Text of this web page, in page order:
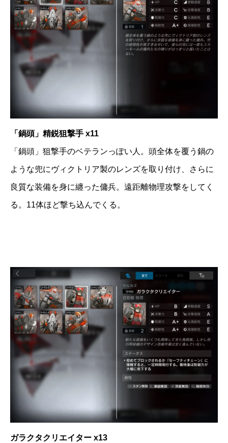
「鍋頭」精鋭狙撃手 x11
「鍋頭」狙撃手のベテランっぽい人。頭全体を覆う鍋の
ような兜にヴィクトリア製のレンズを取り付け、さらに
良質な装備を身に纏った傭兵。遠距離物理攻撃をしてく
る。11体ほど撃ち込んでくる。
ガラクタクリエイター x13